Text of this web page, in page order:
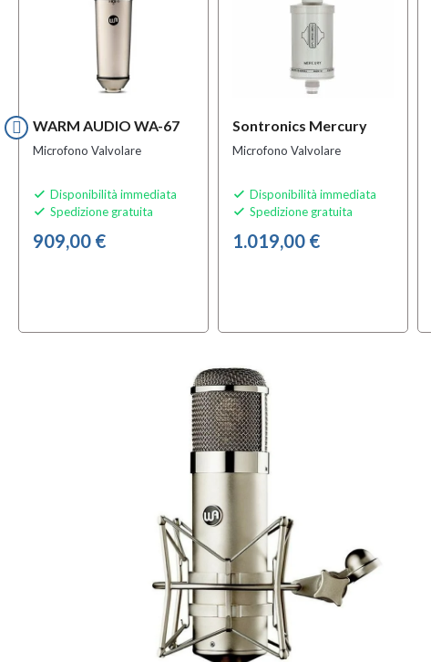
WARM AUDIO WA-67
Microfono Valvolare
 Disponibilità immediata
 Spedizione gratuita
909,00 €
Sontronics Mercury
Microfono Valvolare
 Disponibilità immediata
 Spedizione gratuita
1.019,00 €